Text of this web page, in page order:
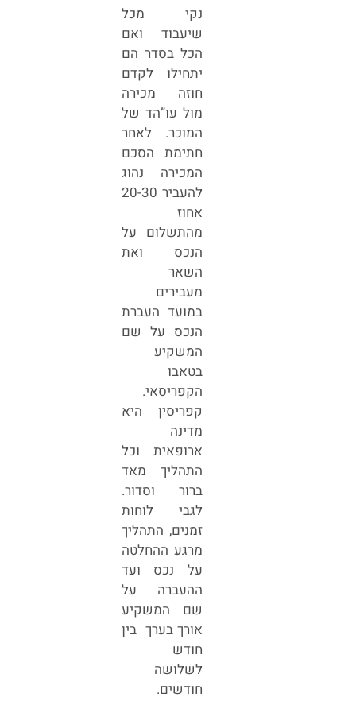
נקי מכל
שיעבוד ואם
הכל בסדר הם
יתחילו לקדם
חוזה מכירה
מול עו”הד של
המוכר. לאחר
חתימת הסכם
המכירה נהוג
להעביר 20-30
אחוז
מהתשלום על
הנכס ואת
השאר
מעבירים
במועד העברת
הנכס על שם
המשקיע
בטאבו
הקפריסאי.
קפריסין היא
מדינה
ארופאית וכל
התהליך מאד
ברור וסדור.
לגבי לוחות
זמנים, התהליך
מרגע ההחלטה
על נכס ועד
ההעברה על
שם המשקיע
אורך בערך בין
חודש
לשלושה
חודשים.